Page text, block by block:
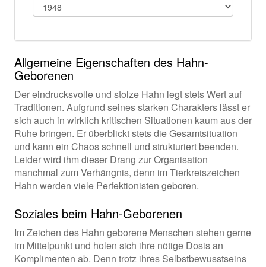
Allgemeine Eigenschaften des Hahn-
Geborenen
Der eindrucksvolle und stolze Hahn legt stets Wert auf
Traditionen. Aufgrund seines starken Charakters lässt er
sich auch in wirklich kritischen Situationen kaum aus der
Ruhe bringen. Er überblickt stets die Gesamtsituation
und kann ein Chaos schnell und strukturiert beenden.
Leider wird ihm dieser Drang zur Organisation
manchmal zum Verhängnis, denn im Tierkreiszeichen
Hahn werden viele Perfektionisten geboren.
Soziales beim Hahn-Geborenen
Im Zeichen des Hahn geborene Menschen stehen gerne
im Mittelpunkt und holen sich ihre nötige Dosis an
Komplimenten ab. Denn trotz ihres Selbstbewusstseins